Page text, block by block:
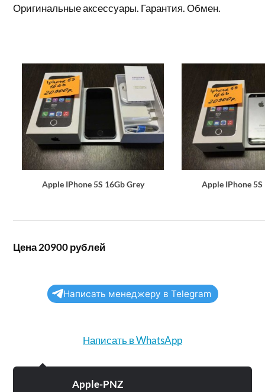
Оригинальные аксессуары. Гарантия. Обмен.
Apple IPhone 5S 16Gb Grey Apple IPhone 5S
Цена 20900 рублей
Написать менеджеру в Telegram
Написать в WhatsApp
Apple-PNZ